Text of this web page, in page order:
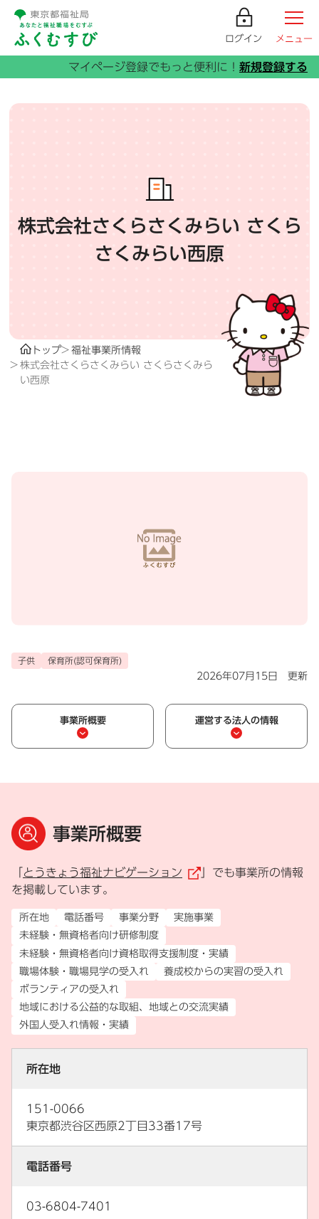
ログイン メニュー
株式会社さくらさくみらい さくら
さくみらい西原
トップ
福祉事業所情報
株式会社さくらさくみらい さくらさくみら
い西原
子供 保育所(認可保育所)
2026年07月15日 更新
事業所概要 運営する法人の情報
事業所概要
とうきょう福祉ナビゲーション （外部リンク）
」でも事業所の情報
を掲載しています。
所在地 電話番号 事業分野
実施事業
未経験・無資格者向け研修制度
未経験・無資格者向け資格取得支援制度・実績
職場体験・職場見学の受入れ
養成校からの実習の受入れ
ボランティアの受入れ
地域における公益的な取組、地域との交流実績
外国人受入れ情報・実績
所在地
151-0066
東京都渋谷区西原2丁目33番17号
電話番号
03-6804-7401